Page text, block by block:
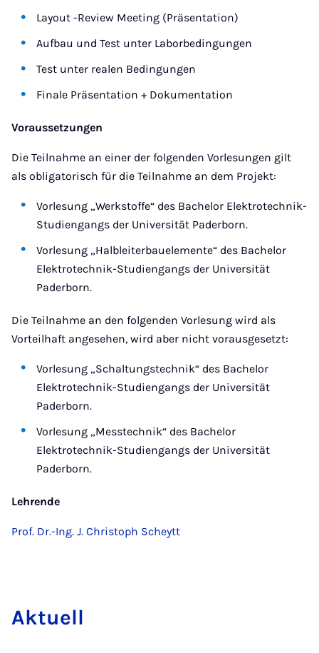
Layout -Review Meeting (Präsentation)
Aufbau und Test unter Laborbedingungen
Test unter realen Bedingungen
Finale Präsentation + Dokumentation
Voraussetzungen
Die Teilnahme an einer der folgenden Vorlesungen gilt
als obligatorisch für die Teilnahme an dem Projekt:
Vorlesung „Werkstoffe“ des Bachelor Elektrotechnik-
Studiengangs der Universität Paderborn.
Vorlesung „Halbleiterbauelemente“ des Bachelor
Elektrotechnik-Studiengangs der Universität
Paderborn.
Die Teilnahme an den folgenden Vorlesung wird als
Vorteilhaft angesehen, wird aber nicht vorausgesetzt:
Vorlesung „Schaltungstechnik“ des Bachelor
Elektrotechnik-Studiengangs der Universität
Paderborn.
Vorlesung „Messtechnik“ des Bachelor
Elektrotechnik-Studiengangs der Universität
Paderborn.
Lehrende
Prof. Dr.-Ing. J. Christoph Scheytt
Ak­tu­ell